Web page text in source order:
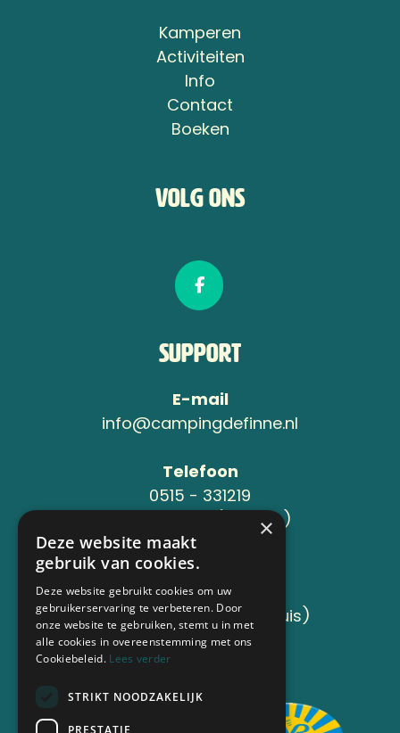
Kamperen
Activiteiten
Info
Contact
Boeken
Volg ons
Support
E-mail
info@campingdefinne.nl
Telefoon
0515 - 331219
06-24119734 (Jeroen )
Adres
Sânleansterdyk 6
8736 JB Reahûs (Roodhuis)
Aangesloten bij
×
Deze website maakt
gebruik van cookies.
Deze website gebruikt cookies om uw
gebruikerservaring te verbeteren. Door
onze website te gebruiken, stemt u in met
alle cookies in overeenstemming met ons
Cookiebeleid. Lees verder
STRIKT NOODZAKELIJK
PRESTATIE